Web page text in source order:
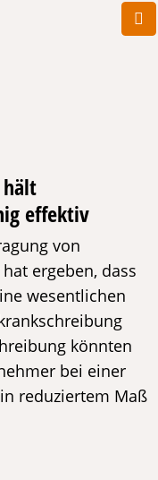
effektiv
von
hat ergeben, dass
wesentlichen
könnten
bei einer
reduziertem Maß